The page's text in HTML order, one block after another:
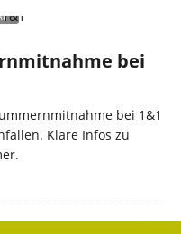
bei
bei 1&1
Klare Infos zu